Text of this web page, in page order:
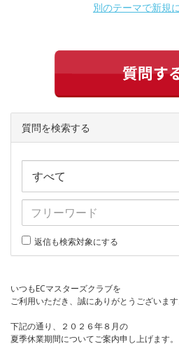
別のテーマで新規
質問を検索する
返信も検索対象にする
いつもECマスターズクラブを
ご利用いただき、誠にありがとうございます
下記の通り、２０２６年８月の
夏季休業期間についてご案内申し上げます。